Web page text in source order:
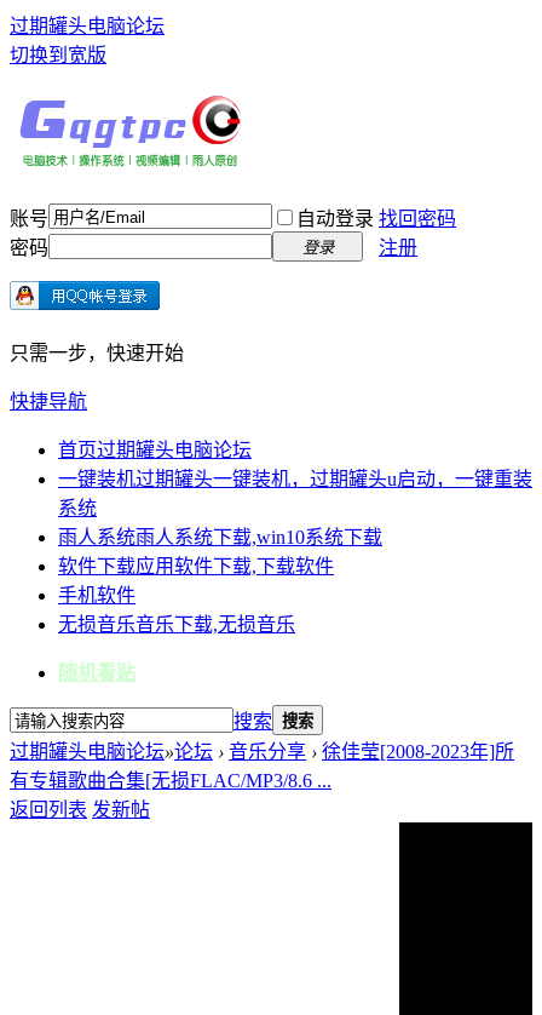
过期罐头电脑论坛
切换到宽版
账号 自动登录 找回密码
密码
登录 注册
只需一步，快速开始
快捷导航
首页过期罐头电脑论坛
一键装机过期罐头一键装机，过期罐头u启动，一键重装
系统
雨人系统雨人系统下载,win10系统下载
软件下载应用软件下载,下载软件
手机软件
无损音乐音乐下载,无损音乐
随机看贴
搜索 搜索
过期罐头电脑论坛»论坛 › 音乐分享 › 徐佳莹[2008-2023年]所
有专辑歌曲合集[无损FLAC/MP3/8.6 ...
返回列表 发新帖